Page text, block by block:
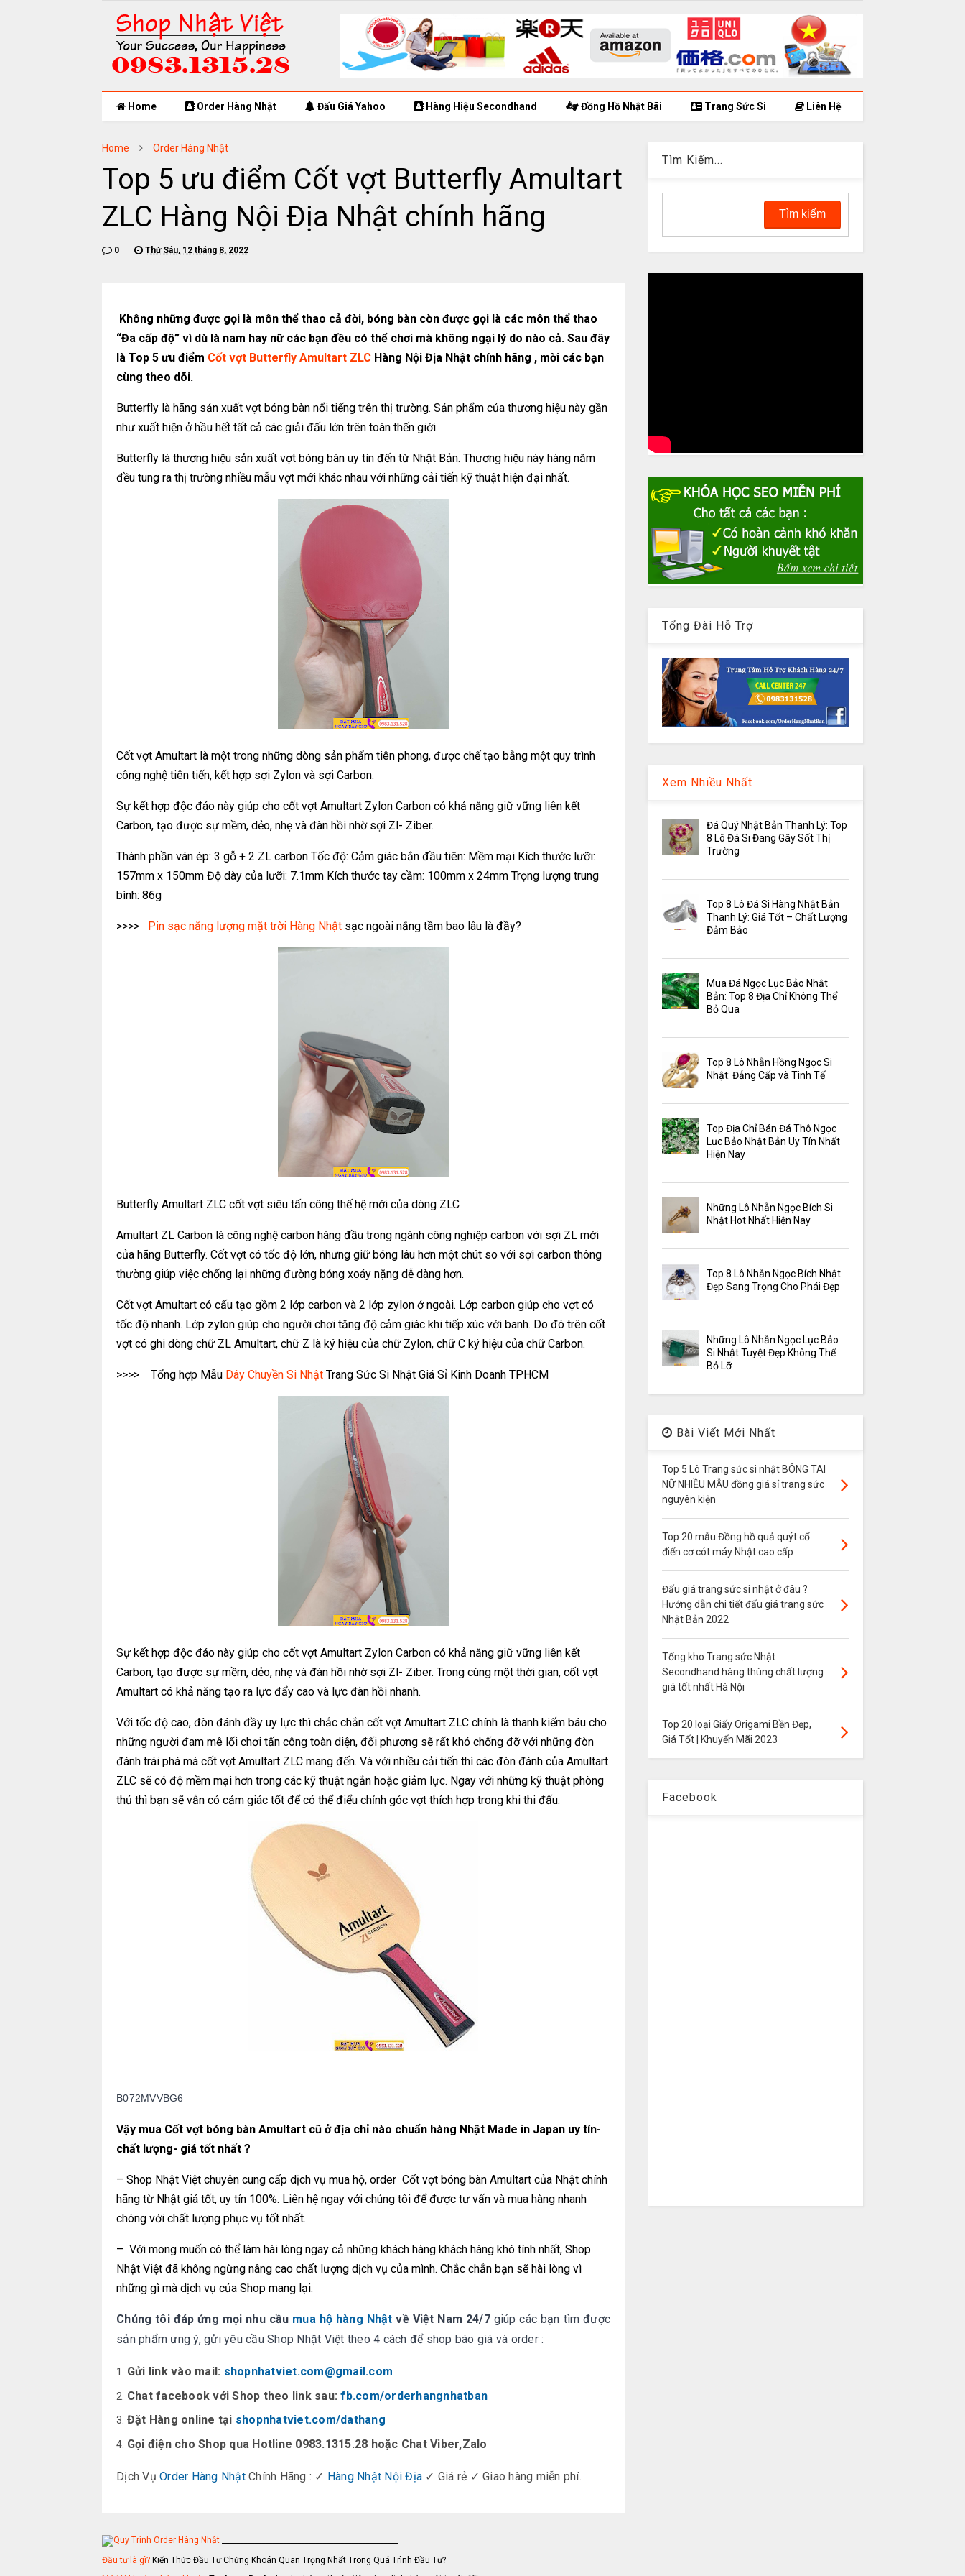
Home Order Hàng Nhật Đấu Giá Yahoo Hàng Hiệu Secondhand Đồng Hồ Nhật Bãi Trang Sức Si Liên Hệ
Home Order Hàng Nhật
Top 5 ưu điểm Cốt vợt Butterfly Amultart
ZLC Hàng Nội Địa Nhật chính hãng
0 Thứ Sáu, 12 tháng 8, 2022
Không những được gọi là môn thể thao cả đời, bóng bàn còn được gọi là các môn thể thao
“Đa cấp độ” vì dù là nam hay nữ các bạn đều có thể chơi mà không ngại lý do nào cả. Sau đây
là Top 5 ưu điểm Cốt vợt Butterfly Amultart ZLC Hàng Nội Địa Nhật chính hãng , mời các bạn
cùng theo dõi.
Butterfly là hãng sản xuất vợt bóng bàn nổi tiếng trên thị trường. Sản phẩm của thương hiệu này gần
như xuất hiện ở hầu hết tất cả các giải đấu lớn trên toàn thến giới.
Butterfly là thương hiệu sản xuất vợt bóng bàn uy tín đến từ Nhật Bản. Thương hiệu này hàng năm
đều tung ra thị trường nhiều mẫu vợt mới khác nhau với những cải tiến kỹ thuật hiện đại nhất.
Cốt vợt Amultart là một trong những dòng sản phẩm tiên phong, được chế tạo bằng một quy trình
công nghệ tiên tiến, kết hợp sợi Zylon và sợi Carbon.
Sự kết hợp độc đáo này giúp cho cốt vợt Amultart Zylon Carbon có khả năng giữ vững liên kết
Carbon, tạo được sự mềm, dẻo, nhẹ và đàn hồi nhờ sợi Zl- Ziber.
Thành phần ván ép: 3 gỗ + 2 ZL carbon Tốc độ: Cảm giác bắn đầu tiên: Mềm mại Kích thước lưỡi:
157mm x 150mm Độ dày của lưỡi: 7.1mm Kích thước tay cầm: 100mm x 24mm Trọng lượng trung
bình: 86g
>>>> Pin sạc năng lượng mặt trời Hàng Nhật sạc ngoài nắng tầm bao lâu là đầy?
Butterfly Amultart ZLC cốt vợt siêu tấn công thế hệ mới của dòng ZLC
Amultart ZL Carbon là công nghệ carbon hàng đầu trong ngành công nghiệp carbon với sợi ZL mới
của hãng Butterfly. Cốt vợt có tốc độ lớn, nhưng giữ bóng lâu hơn một chút so với sợi carbon thông
thường giúp việc chống lại những đường bóng xoáy nặng dễ dàng hơn.
Cốt vợt Amultart có cấu tạo gồm 2 lớp carbon và 2 lớp zylon ở ngoài. Lớp carbon giúp cho vợt có
tốc độ nhanh. Lớp zylon giúp cho người chơi tăng độ cảm giác khi tiếp xúc với banh. Do đó trên cốt
vợt có ghi dòng chữ ZL Amultart, chữ Z là ký hiệu của chữ Zylon, chữ C ký hiệu của chữ Carbon.
>>>> Tổng hợp Mẫu Dây Chuyền Si Nhật Trang Sức Si Nhật Giá Sỉ Kinh Doanh TPHCM
Sự kết hợp độc đáo này giúp cho cốt vợt Amultart Zylon Carbon có khả năng giữ vững liên kết
Carbon, tạo được sự mềm, dẻo, nhẹ và đàn hồi nhờ sợi Zl- Ziber. Trong cùng một thời gian, cốt vợt
Amultart có khả năng tạo ra lực đẩy cao và lực đàn hồi nhanh.
Với tốc độ cao, đòn đánh đầy uy lực thì chắc chắn cốt vợt Amultart ZLC chính là thanh kiếm báu cho
những người đam mê lối chơi tấn công toàn diện, đối phương sẽ rất khó chống đỡ với những đòn
đánh trái phá mà cốt vợt Amultart ZLC mang đến. Và với nhiều cải tiến thì các đòn đánh của Amultart
ZLC sẽ có độ mềm mại hơn trong các kỹ thuật ngắn hoặc giảm lực. Ngay với những kỹ thuật phòng
thủ thì bạn sẽ vẫn có cảm giác tốt để có thể điểu chỉnh góc vợt thích hợp trong khi thi đấu.
B072MVVBG6
Vậy mua Cốt vợt bóng bàn Amultart cũ ở địa chỉ nào chuẩn hàng Nhật Made in Japan uy tín-
chất lượng- giá tốt nhất ?
– Shop Nhật Việt chuyên cung cấp dịch vụ mua hộ, order Cốt vợt bóng bàn Amultart của Nhật chính
hãng từ Nhật giá tốt, uy tín 100%. Liên hệ ngay với chúng tôi để được tư vấn và mua hàng nhanh
chóng với chất lượng phục vụ tốt nhất.
– Với mong muốn có thể làm hài lòng ngay cả những khách hàng khách hàng khó tính nhất, Shop
Nhật Việt đã không ngừng nâng cao chất lượng dịch vụ của mình. Chắc chắn bạn sẽ hài lòng vì
những gì mà dịch vụ của Shop mang lại.
Chúng tôi đáp ứng mọi nhu cầu mua hộ hàng Nhật về Việt Nam 24/7giúp các bạn tìm được
sản phẩm ưng ý, gửi yêu cầu Shop Nhật Việt theo 4 cách để shop báo giá và order :
Gửi link vào mail: shopnhatviet.com@gmail.com
Chat facebook với Shop theo link sau:fb.com/orderhangnhatban
Đặt Hàng online tại shopnhatviet.com/dathang
Gọi điện cho Shop qua Hotline 0983.1315.28 hoặc Chat Viber,Zalo
Dịch Vụ Order Hàng NhậtChính Hãng : ✓ Hàng Nhật Nội Địa ✓ Giá rẻ ✓ Giao hàng miễn phí.
Đầu tư là gì? Kiến Thức Đầu Tư Chứng Khoán Quan Trọng Nhất Trong Quá Trình Đầu Tư?
Tìm Kiếm...
Tổng Đài Hỗ Trợ
Xem Nhiều Nhất
Đá Quý Nhật Bản Thanh Lý: Top
8 Lô Đá Si Đang Gây Sốt Thị
Trường
Top 8 Lô Đá Si Hàng Nhật Bản
Thanh Lý: Giá Tốt – Chất Lượng
Đảm Bảo
Mua Đá Ngọc Lục Bảo Nhật
Bản: Top 8 Địa Chỉ Không Thể
Bỏ Qua
Top 8 Lô Nhẫn Hồng Ngọc Si
Nhật: Đẳng Cấp và Tinh Tế
Top Địa Chỉ Bán Đá Thô Ngọc
Lục Bảo Nhật Bản Uy Tín Nhất
Hiện Nay
Những Lô Nhẫn Ngọc Bích Si
Nhật Hot Nhất Hiện Nay
Top 8 Lô Nhẫn Ngọc Bích Nhật
Đẹp Sang Trọng Cho Phái Đẹp
Những Lô Nhẫn Ngọc Lục Bảo
Si Nhật Tuyệt Đẹp Không Thể
Bỏ Lỡ
Bài Viết Mới Nhất
Top 5 Lô Trang sức si nhật BÔNG TAI
NỮ NHIỀU MẪU đồng giá sỉ trang sức
nguyên kiện
Top 20 mẫu Đồng hồ quả quýt cổ
điển cơ cót máy Nhật cao cấp
Đấu giá trang sức si nhật ở đâu ?
Hướng dẫn chi tiết đấu giá trang sức
Nhật Bản 2022
Tổng kho Trang sức Nhật
Secondhand hàng thùng chất lượng
giá tốt nhất Hà Nội
Top 20 loại Giấy Origami Bền Đẹp,
Giá Tốt | Khuyến Mãi 2023
Facebook